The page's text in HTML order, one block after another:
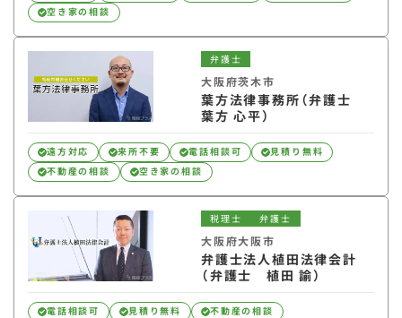
空き家の相談
弁護士
大阪府茨木市
葉方法律事務所（弁護士
葉方 心平）
遠方対応 来所不要 電話相談可
見積り無料
不動産の相談
空き家の相談
税理士 弁護士
大阪府大阪市
弁護士法人植田法律会計
（弁護士 植田 諭）
電話相談可 見積り無料
不動産の相談